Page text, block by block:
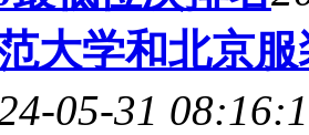
大学和北京
05-31